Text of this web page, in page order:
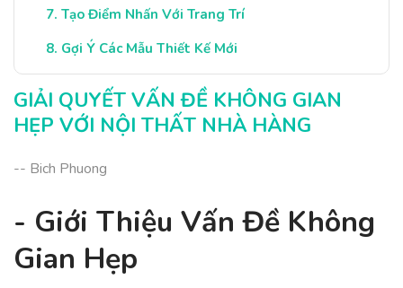
Tạo Điểm Nhấn Với Trang Trí
Gợi Ý Các Mẫu Thiết Kế Mới
Kinh Nghiệm Thực Tế Từ Nhà Hàng
Kết Luận: Tối Ưu Hóa Không Gian
GIẢI QUYẾT VẤN ĐỀ KHÔNG GIAN
HẸP VỚI NỘI THẤT NHÀ HÀNG
-- Bich Phuong
- Giới Thiệu Vấn Đề Không
Gian Hẹp